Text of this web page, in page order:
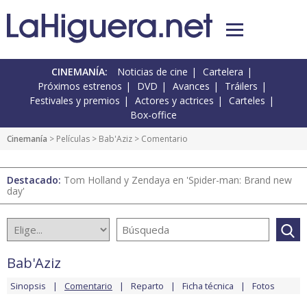
CINEMANÍA: Noticias de cine
Cartelera
Próximos estrenos
DVD Avances
Tráilers
Festivales y premios
Actores y actrices
Carteles
Box-office
Cinemanía > Películas > Bab'Aziz > Comentario
Destacado: Tom Holland y Zendaya en 'Spider-man: Brand new
day'
Bab'Aziz
Sinopsis Comentario Reparto Ficha técnica Fotos